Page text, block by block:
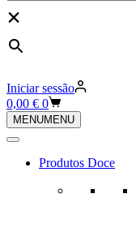
×
Iniciar sessão
Carrinho
de
compras
0,00 € 0
MENUMENU
Produtos Doce